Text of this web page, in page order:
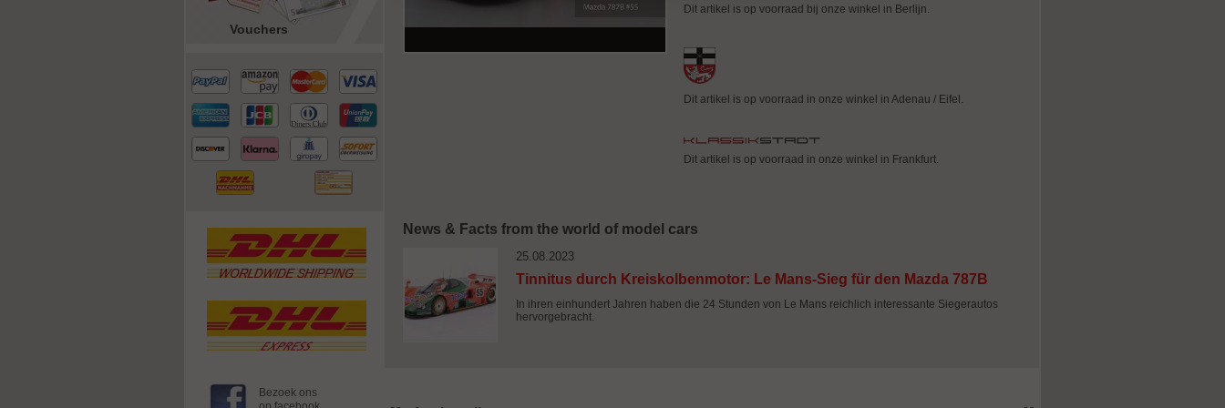
Vouchers
Bezoek ons
Dit artikel is op voorraad bij onze winkel in Berlijn.
Dit artikel is op voorraad in onze winkel in Adenau / Eifel.
Dit artikel is op voorraad in onze winkel in Frankfurt.
News & Facts from the world of model cars
25.08.2023
Tinnitus durch Kreiskolbenmotor: Le Mans-Sieg für den Mazda 787B
In ihren einhundert Jahren haben die 24 Stunden von Le Mans reichlich interessante Siegerautos
hervorgebracht.